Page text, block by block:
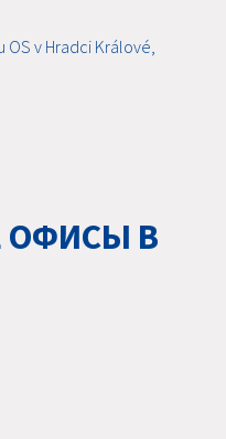
v Hradci Králové,
ОФИСЫ В